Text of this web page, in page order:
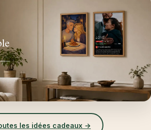
les idées cadeaux →